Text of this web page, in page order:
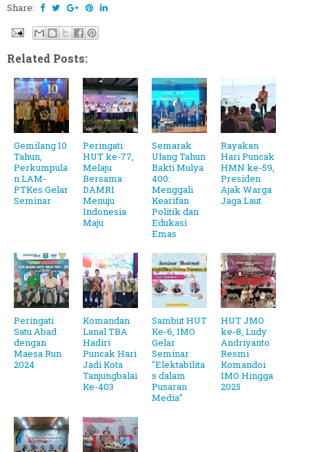
Share:
Related Posts:
Gemilang 10
Tahun,
Perkumpula
n LAM-
PTKes Gelar
Seminar
Peringati
HUT ke-77,
Melaju
Bersama
DAMRI
Menuju
Indonesia
Maju
Semarak
Ulang Tahun
Bakti Mulya
400:
Menggali
Kearifan
Politik dan
Edukasi
Emas
Rayakan
Hari Puncak
HMN ke-59,
Presiden
Ajak Warga
Jaga Laut
Peringati
Satu Abad
dengan
Maesa Run
2024
Komandan
Lanal TBA
Hadiri
Puncak Hari
Jadi Kota
Tanjungbalai
Ke-403
Sambut HUT
Ke-6, IMO
Gelar
Seminar
"Elektabilita
s dalam
Pusaran
Media"
HUT JMO
ke-8, Ludy
Andriyanto
Resmi
Komandoi
IMO Hingga
2025